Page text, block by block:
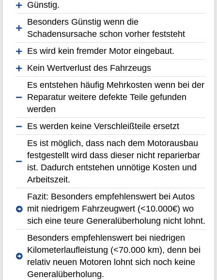
Günstig.
Besonders Günstig wenn die
Schadensursache schon vorher feststeht
Es wird kein fremder Motor eingebaut.
Kein Wertverlust des Fahrzeugs
Es entstehen häufig Mehrkosten wenn bei der
Reparatur weitere defekte Teile gefunden
werden
Es werden keine Verschleißteile ersetzt
Es ist möglich, dass nach dem Motorausbau
festgestellt wird dass dieser nicht reparierbar
ist. Dadurch entstehen unnötige Kosten und
Arbeitszeit.
Fazit: Besonders empfehlenswert bei Autos
mit niedrigem Fahrzeugwert (<10.000€) wo
sich eine teure Generalüberholung nicht lohnt.
Besonders empfehlenswert bei niedrigen
Kilometerlaufleistung (<70.000 km), denn bei
relativ neuen Motoren lohnt sich noch keine
Generalüberholung.